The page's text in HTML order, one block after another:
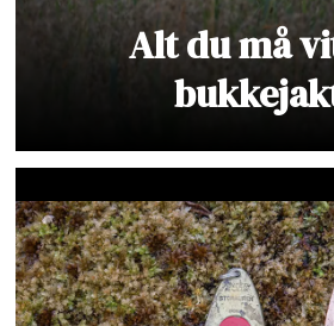
Alt du må